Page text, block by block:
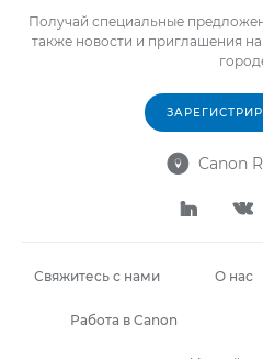
Получай специальные
также новости и приглашения
 Canon
 
Свяжитесь с нами О нас
Работа в Canon